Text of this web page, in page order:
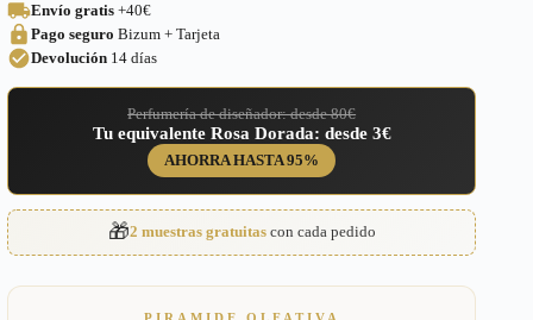
Vanille
Mancera
para
–
Envío gratis +40€
Pago seguro Bizum + Tarjeta
Devolución 14 días
Perfumería de diseñador: desde 80€
Tu equivalente Rosa Dorada: desde 3€
AHORRA HASTA 95%
🎁2 muestras gratuitascon cada pedido